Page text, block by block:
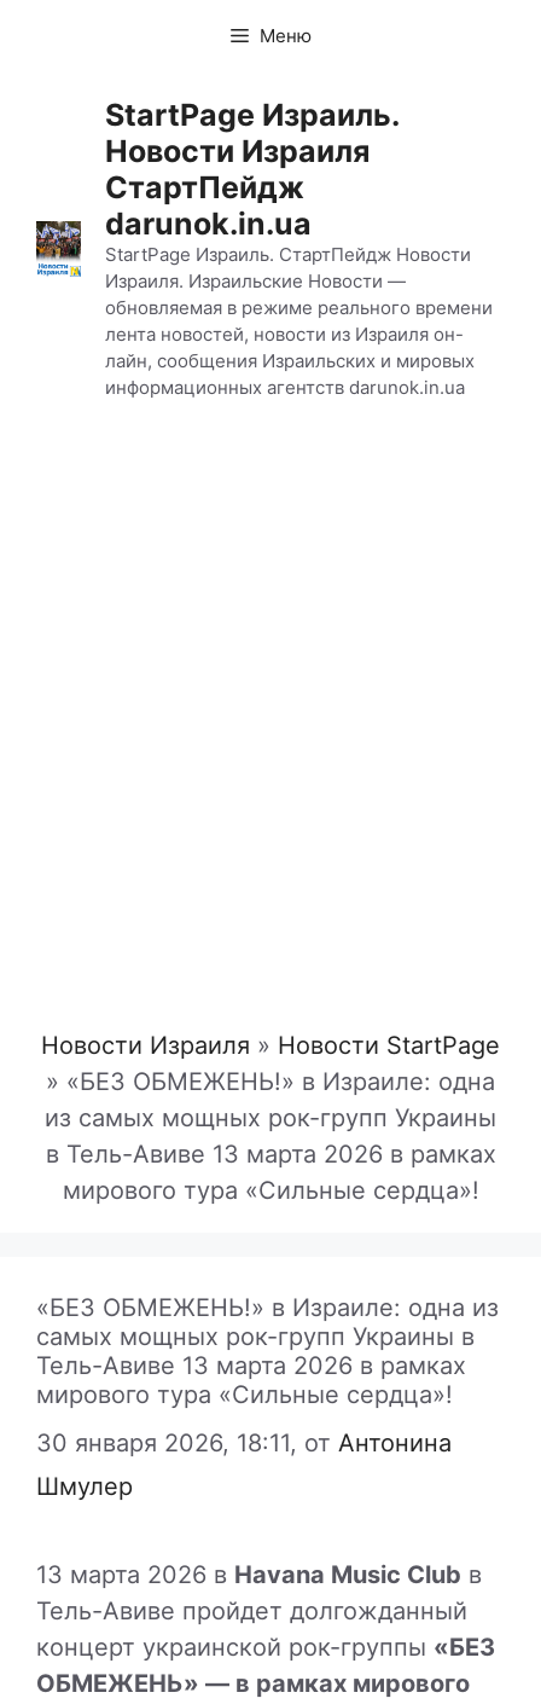
Меню
StartPage Израиль.
Новости Израиля
СтартПейдж
darunok.in.ua
StartPage Израиль. СтартПейдж Новости
Израиля. Израильские Новости —
обновляемая в режиме реального времени
лента новостей, новости из Израиля он-
лайн, сообщения Израильских и мировых
информационных агентств darunok.in.ua
Новости Израиля » Новости StartPage
» «БЕЗ ОБМЕЖЕНЬ!» в Израиле: одна
из самых мощных рок-групп Украины
в Тель-Авиве 13 марта 2026 в рамках
мирового тура «Сильные сердца»!
«БЕЗ ОБМЕЖЕНЬ!» в Израиле: одна из
самых мощных рок-групп Украины в
Тель-Авиве 13 марта 2026 в рамках
мирового тура «Сильные сердца»!
30 января 2026, 18:11, от Антонина
Шмулер
13 марта 2026 в Havana Music Club в
Тель-Авиве пройдет долгожданный
концерт украинской рок-группы «БЕЗ
ОБМЕЖЕНЬ» — в рамках мирового